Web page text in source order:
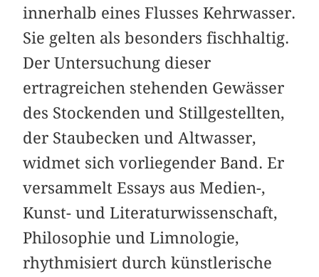
innerhalb eines Flusses Kehrwasser.
Sie gelten als besonders fischhaltig.
Der Untersuchung dieser
ertragreichen stehenden Gewässer
des Stockenden und Stillgestellten,
der Staubecken und Altwasser,
widmet sich vorliegender Band. Er
versammelt Essays aus Medien-,
Kunst- und Literaturwissenschaft,
Philosophie und Limnologie,
rhythmisiert durch künstlerische